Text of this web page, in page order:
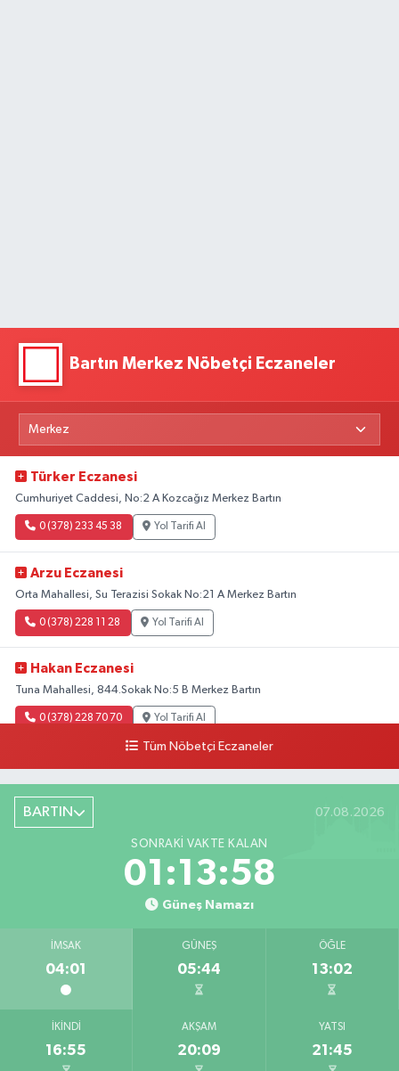
Bartın Merkez Nöbetçi Eczaneler
Türker Eczanesi
Cumhuriyet Caddesi, No:2 A Kozcağız Merkez Bartın
0 (378) 233 45 38 Yol Tarifi Al
Arzu Eczanesi
Orta Mahallesi, Su Terazisi Sokak No:21 A Merkez Bartın
0 (378) 228 11 28 Yol Tarifi Al
Hakan Eczanesi
Tuna Mahallesi, 844.Sokak No:5 B Merkez Bartın
0 (378) 228 70 70 Yol Tarifi Al
Tüm Nöbetçi Eczaneler
BARTIN 07.08.2026
SONRAKI VAKTE KALAN
01:13:56
Güneş Namazı
İMSAK
04:01
GÜNEŞ
05:44
ÖĞLE
13:02
İKINDI
16:55
AKŞAM
20:09
YATSI
21:45